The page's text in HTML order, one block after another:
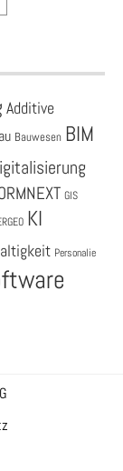
Additive
Bauwesen BIM
GIS
KI
Personalie